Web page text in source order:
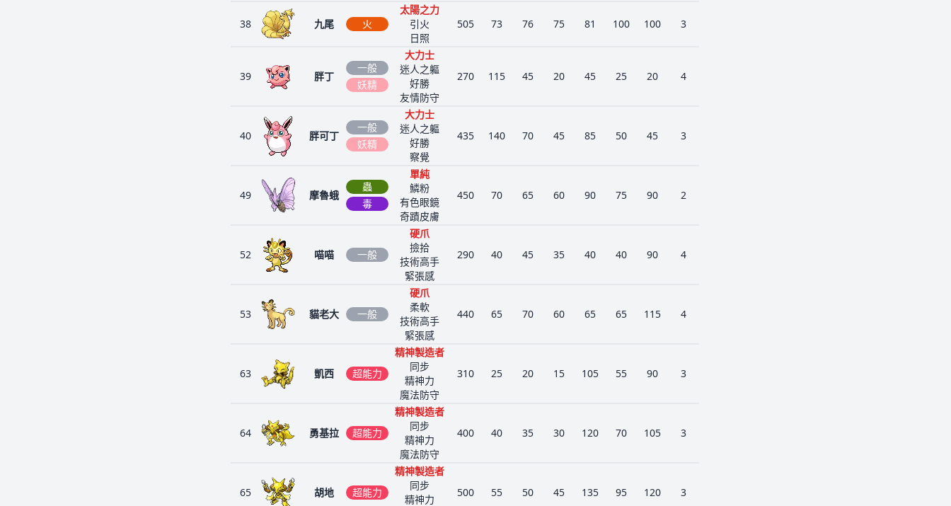
38 九尾 火
太陽之力
引火
日照
505 73 76 75 81 100 100 3
39 胖丁
一般
妖精
大力士
迷人之軀
好勝
友情防守
270 115 45 20 45 25 20 4
40 胖可丁
一般
妖精
大力士
迷人之軀
好勝
察覺
435 140 70 45 85 50 45 3
49 摩魯蛾
蟲
毒
單純
鱗粉
有色眼鏡
奇蹟皮膚
450 70 65 60 90 75 90 2
52 喵喵 一般
硬爪
撿拾
技術高手
緊張感
290 40 45 35 40 40 90 4
53 貓老大 一般
硬爪
柔軟
技術高手
緊張感
440 65 70 60 65 65 115 4
63 凱西 超能力
精神製造者
同步
精神力
魔法防守
310 25 20 15 105 55 90 3
64 勇基拉 超能力
精神製造者
同步
精神力
魔法防守
400 40 35 30 120 70 105 3
65 胡地 超能力
精神製造者
同步
精神力
500 55 50 45 135 95 120 3